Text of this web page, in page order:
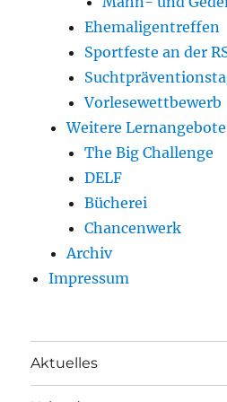
Ehemaligentreffen
Sportfeste an der
Vorlesewettbewerb
Weitere Lernangebote
The Big Challenge
DELF
Bücherei
Chancenwerk
Archiv
Impressum
Aktuelles